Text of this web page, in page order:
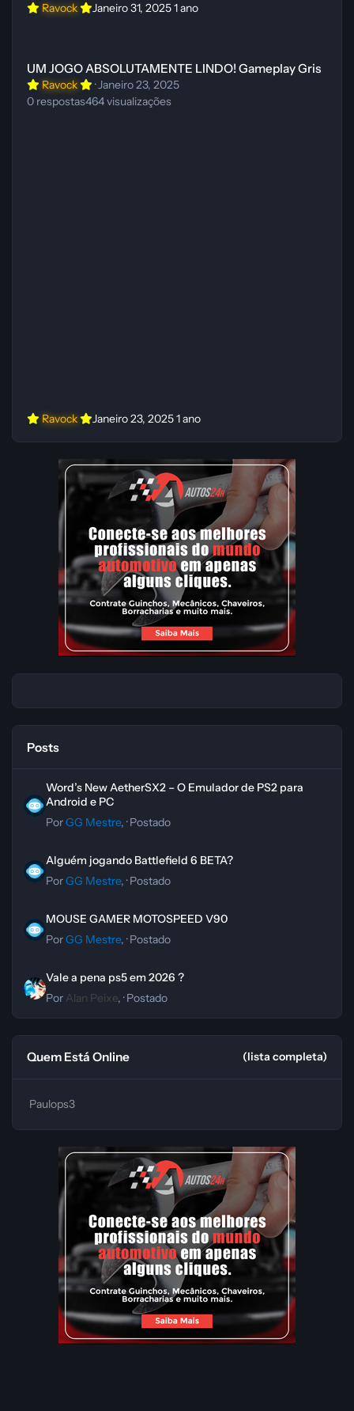
Ravock Janeiro 31, 20251 ano
UM JOGO ABSOLUTAMENTE LINDO! Gameplay Gris
Ravock ·Janeiro 23, 2025
0 respostas464visualizações
Ravock Janeiro 23, 20251 ano
Posts
Word’s New AetherSX2 – O Emulador de PS2 para
Android e PC
PorGG Mestre, ·Postado
Alguém jogando Battlefield 6 BETA?
PorGG Mestre, ·Postado
MOUSE GAMER MOTOSPEED V90
PorGG Mestre, ·Postado
Vale a pena ps5 em 2026 ?
Por Alan Peixe, ·Postado
Quem Está Online (lista completa)
Paulops3